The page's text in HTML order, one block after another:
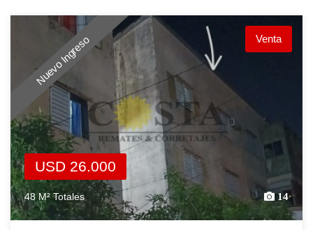
Nuevo Ingreso Venta
USD 26.000
48 M² Totales 14